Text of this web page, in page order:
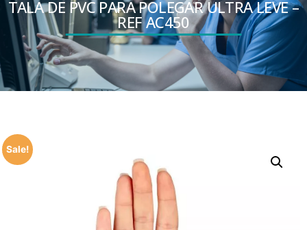
TALA DE PVC PARA POLEGAR ULTRA LEVE –
REF AC450
Sale!